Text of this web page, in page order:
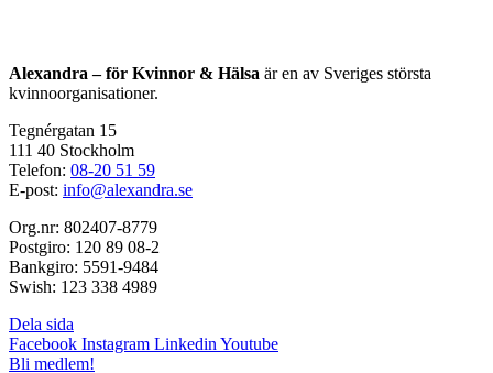
Alexandra – för Kvinnor & Hälsa är en av Sveriges största
kvinnoorganisationer.
Tegnérgatan 15
111 40 Stockholm
Telefon: 08-20 51 59
E-post: info@alexandra.se
Org.nr: 802407-8779
Postgiro: 120 89 08-2
Bankgiro: 5591-9484
Swish: 123 338 4989
Dela sida
Facebook Instagram LinkedinYoutube
Bli medlem!